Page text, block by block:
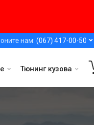
нам: (067) 417-00-50
Тюнинг кузова